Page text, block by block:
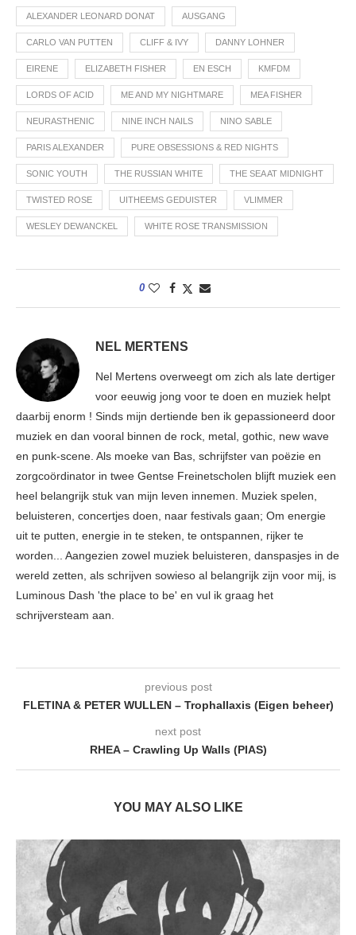
ALEXANDER LEONARD DONAT AUSGANG
CARLO VAN PUTTEN CLIFF & IVY DANNY LOHNER
EIRENE ELIZABETH FISHER EN ESCH KMFDM
LORDS OF ACID ME AND MY NIGHTMARE MEA FISHER
NEURASTHENIC NINE INCH NAILS NINO SABLE
PARIS ALEXANDER PURE OBSESSIONS & RED NIGHTS
SONIC YOUTH THE RUSSIAN WHITE THE SEA AT MIDNIGHT
TWISTED ROSE UITHEEMS GEDUISTER VLIMMER
WESLEY DEWANCKEL WHITE ROSE TRANSMISSION
0
NEL MERTENS
Nel Mertens overweegt om zich als late dertiger
voor eeuwig jong voor te doen en muziek helpt
daarbij enorm ! Sinds mijn dertiende ben ik gepassioneerd door
muziek en dan vooral binnen de rock, metal, gothic, new wave
en punk-scene. Als moeke van Bas, schrijfster van poëzie en
zorgcoördinator in twee Gentse Freinetscholen blijft muziek een
heel belangrijk stuk van mijn leven innemen. Muziek spelen,
beluisteren, concertjes doen, naar festivals gaan; Om energie
uit te putten, energie in te steken, te ontspannen, rijker te
worden... Aangezien zowel muziek beluisteren, danspasjes in de
wereld zetten, als schrijven sowieso al belangrijk zijn voor mij, is
Luminous Dash 'the place to be' en vul ik graag het
schrijversteam aan.
previous post
FLETINA & PETER WULLEN – Trophallaxis (Eigen beheer)
next post
RHEA – Crawling Up Walls (PIAS)
YOU MAY ALSO LIKE